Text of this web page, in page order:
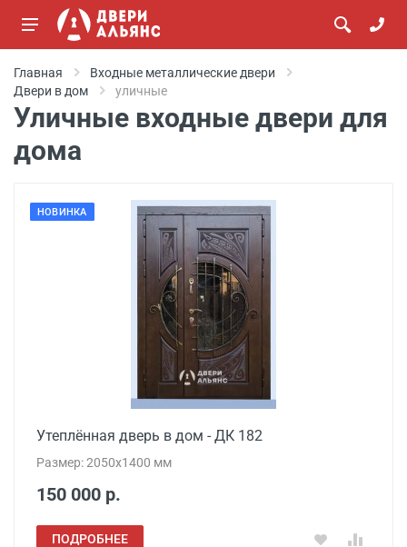
Главная
Входные металлические двери
Двери в дом
уличные
Уличные входные двери для
дома
НОВИНКА
Утеплённая дверь в дом - ДК 182
Размер: 2050х1400 мм
150 000 р.
ПОДРОБНЕЕ